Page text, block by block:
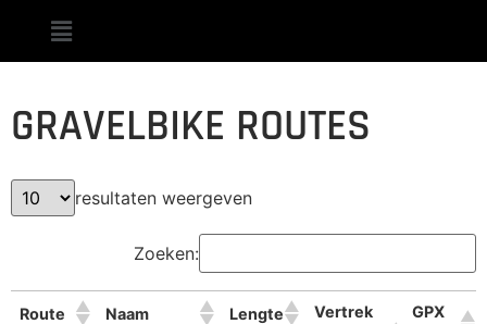
GRAVELBIKE ROUTES
resultaten weergeven
Zoeken:
Route Naam Lengte
Vertrek
GPX